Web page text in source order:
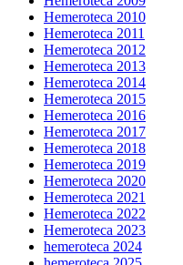
Hemeroteca 2010
Hemeroteca 2011
Hemeroteca 2012
Hemeroteca 2013
Hemeroteca 2014
Hemeroteca 2015
Hemeroteca 2016
Hemeroteca 2017
Hemeroteca 2018
Hemeroteca 2019
Hemeroteca 2020
Hemeroteca 2021
Hemeroteca 2022
Hemeroteca 2023
hemeroteca 2024